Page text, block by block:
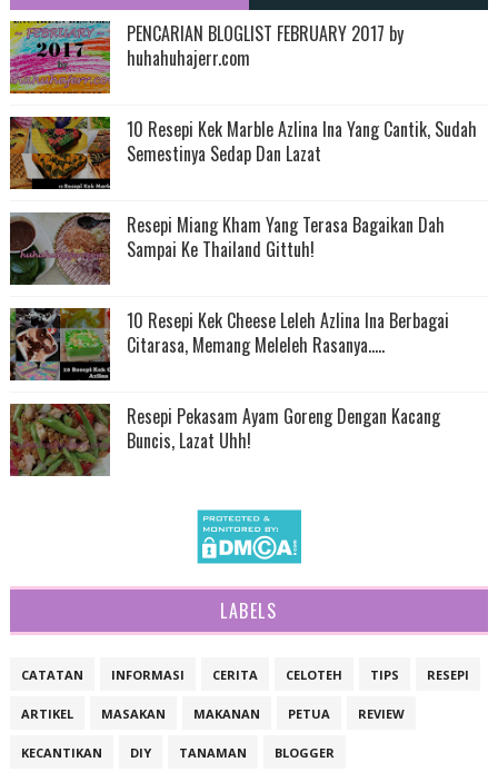
PENCARIAN BLOGLIST FEBRUARY 2017 by
huhahuhajerr.com
10 Resepi Kek Marble Azlina Ina Yang Cantik, Sudah
Semestinya Sedap Dan Lazat
Resepi Miang Kham Yang Terasa Bagaikan Dah
Sampai Ke Thailand Gittuh!
10 Resepi Kek Cheese Leleh Azlina Ina Berbagai
Citarasa, Memang Meleleh Rasanya.....
Resepi Pekasam Ayam Goreng Dengan Kacang
Buncis, Lazat Uhh!
LABELS
CATATAN INFORMASI CERITA CELOTEH TIPS RESEPI
ARTIKEL MASAKAN MAKANAN PETUA REVIEW
KECANTIKAN DIY TANAMAN BLOGGER